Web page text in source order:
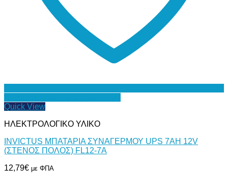
Quick View
ΗΛΕΚΤΡΟΛΟΓΙΚΟ ΥΛΙΚΟ
INVICTUS ΜΠΑΤΑΡΙΑ ΣΥΝΑΓΕΡΜΟΥ UPS 7AH 12V
(ΣΤΕΝΟΣ ΠΟΛΟΣ) FL12-7A
12,79€ με ΦΠΑ